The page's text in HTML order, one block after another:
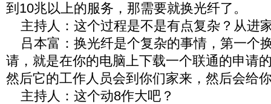
到10兆以上的服务，那需要就换光纤了。
主持人：这个过程是不是有点复杂？从进
吕本富：换光纤是个复杂的事情，第一个
请，就是在你的电脑上下载一个联通的申请
然后它的工作人员会到你们家来，然后会给
主持人：这个动8作大吧？